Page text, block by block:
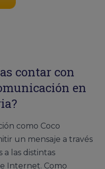
contar con
en
como Coco
un mensaje a través
a las distintas
Internet. Como